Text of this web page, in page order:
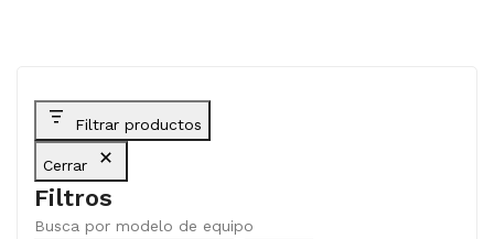
Filtrar productos
Cerrar
Filtros
Busca por modelo de equipo